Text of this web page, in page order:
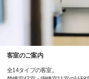
客室のご案内
全14タイプの客室。